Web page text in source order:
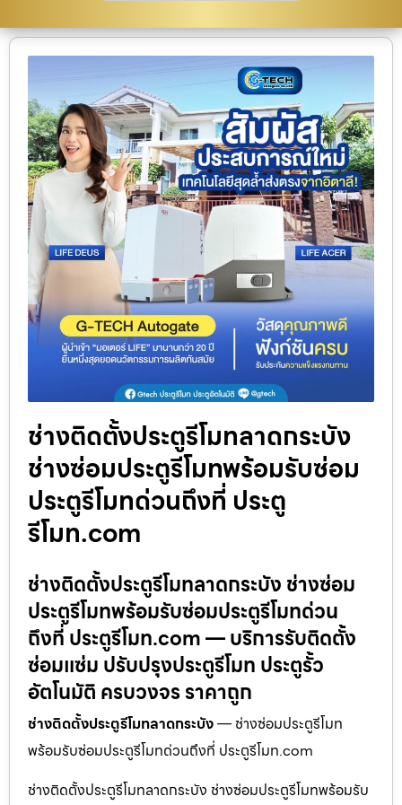
ช่างติดตั้งประตูรีโมทลาดกระบัง
ช่างซ่อมประตูรีโมทพร้อมรับซ่อม
ประตูรีโมทด่วนถึงที่ ประตู
รีโมท.com
ช่างติดตั้งประตูรีโมทลาดกระบัง ช่างซ่อม
ประตูรีโมทพร้อมรับซ่อมประตูรีโมทด่วน
ถึงที่ ประตูรีโมท.com — บริการรับติดตั้ง
ซ่อมแซ่ม ปรับปรุงประตูรีโมท ประตูรั้ว
อัตโนมัติ ครบวงจร ราคาถูก
ช่างติดตั้งประตูรีโมทลาดกระบัง— ช่างซ่อมประตูรีโมท
พร้อมรับซ่อมประตูรีโมทด่วนถึงที่ ประตูรีโมท.com
ช่างติดตั้งประตูรีโมทลาดกระบัง ช่างซ่อมประตูรีโมทพร้อมรับ